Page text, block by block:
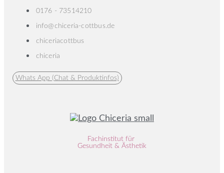
0176 - 73514210
info@chiceria-cottbus.de
chiceriacottbus
chiceria
Whats App (Chat & Produktinfos)
Fachinstitut für
Gesundheit & Ästhetik